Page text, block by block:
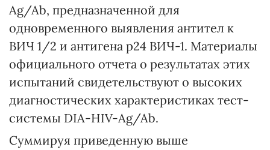
Ag/Ab, предназначенной для
одновременного выявления антител к
ВИЧ 1/2 и антигена р24 ВИЧ-1. Материалы
официального отчета о результатах этих
испытаний свидетельствуют о высоких
диагностических характеристиках тест-
системы DIA-HIV-Ag/Ab.
Суммируя приведенную выше